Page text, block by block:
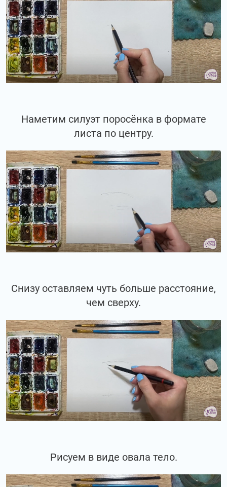
Наметим силуэт поросёнка в формате
листа по центру.
Снизу оставляем чуть больше расстояние,
чем сверху.
Рисуем в виде овала тело.